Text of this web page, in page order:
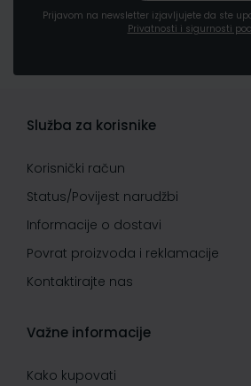
Prijavom na newsletter izjavljujete da ste
Privatnosti i sigurnosti
Služba za korisnike
Korisnički račun
Status/Povijest narudžbi
Informacije o dostavi
Povrat proizvoda i reklamacije
Kontaktirajte nas
Važne informacije
Kako kupovati